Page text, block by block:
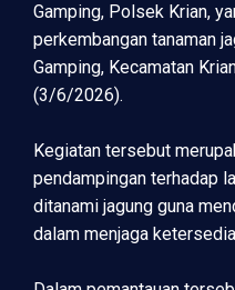
Gamping, Polsek Krian,
perkembangan tanaman
Gamping, Kecamatan
(3/6/2026).
Kegiatan tersebut
pendampingan terhadap
ditanami jagung guna
dalam menjaga